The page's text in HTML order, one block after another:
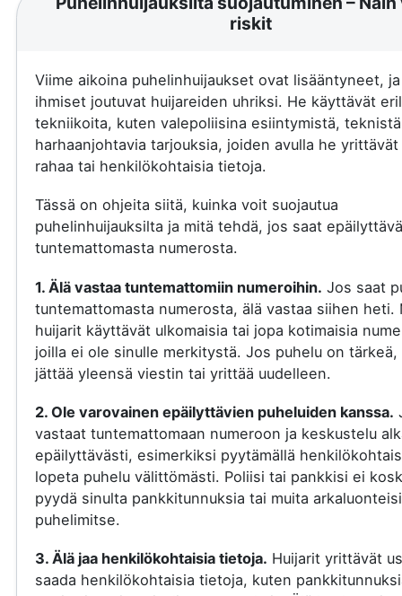
riskit
Viime aikoina puhelinhuijaukset ovat lisääntyneet,
ihmiset joutuvat huijareiden uhriksi. He käyttävät
tekniikoita, kuten valepoliisina esiintymistä,
harhaanjohtavia tarjouksia, joiden avulla he yrittävät
rahaa tai henkilökohtaisia tietoja.
Tässä on ohjeita siitä, kuinka voit suojautua
puhelinhuijauksilta ja mitä tehdä, jos saat
tuntemattomasta numerosta.
1. Älä vastaa tuntemattomiin numeroihin. Jos saat
tuntemattomasta numerosta, älä vastaa siihen heti.
huijarit käyttävät ulkomaisia tai jopa kotimaisia
joilla ei ole sinulle merkitystä. Jos puhelu on
jättää yleensä viestin tai yrittää uudelleen.
2. Ole varovainen epäilyttävien puheluiden kanssa.
vastaat tuntemattomaan numeroon ja keskustelu
epäilyttävästi, esimerkiksi pyytämällä
lopeta puhelu välittömästi. Poliisi tai pankkisi ei
pyydä sinulta pankkitunnuksia tai muita
puhelimitse.
3. Älä jaa henkilökohtaisia tietoja. Huijarit yrittävät
saada henkilökohtaisia tietoja, kuten